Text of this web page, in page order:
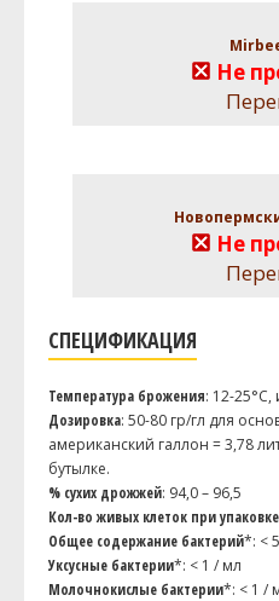
Не
Не
СПЕЦИФИКАЦИЯ
Температура брожения: 12-
Дозировка: 50-80 гр/гл для
американский галлон = 3,78
бутылке.
% сухих дрожжей: 94,0 – 96,5
Кол-во живых клеток при упаковке
Общее содержание бактерий*: <
Уксусные бактерии*: < 1 / мл
Молочнокислые бактерии*: < 1 /